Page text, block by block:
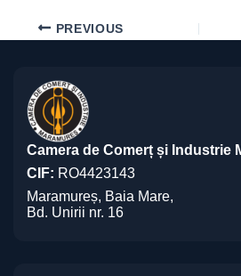
PREVIOUS
Camera de Comerț și Industrie
CIF: RO4423143
Maramureș, Baia Mare,
Bd. Unirii nr. 16